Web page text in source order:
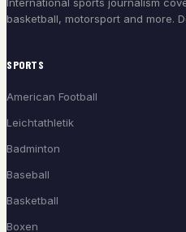
basketball, motorsport and more.
SPORTS
American Football
Leichtathletik
Badminton
Baseball
Basketball
Boxen